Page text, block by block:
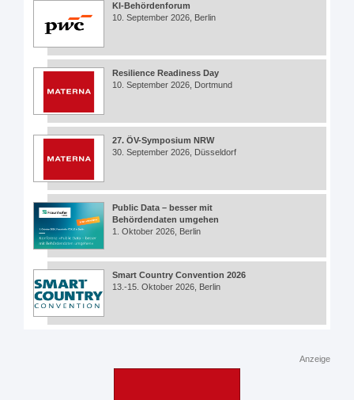
KI-Behördenforum
10. September 2026, Berlin
Resilience Readiness Day
10. September 2026, Dortmund
27. ÖV-Symposium NRW
30. September 2026, Düsseldorf
Public Data – besser mit
Behördendaten umgehen
1. Oktober 2026, Berlin
Smart Country Convention 2026
13.-15. Oktober 2026, Berlin
Anzeige